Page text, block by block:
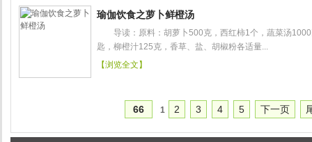
瑜伽饮食之萝卜鲜橙汤
导读：原料：胡萝卜500克，西红柿1个，蔬菜
匙，柳橙汁125克，香草、盐、胡椒粉各适量...
【浏览全文】
66 1 2 3 4 5 下一页